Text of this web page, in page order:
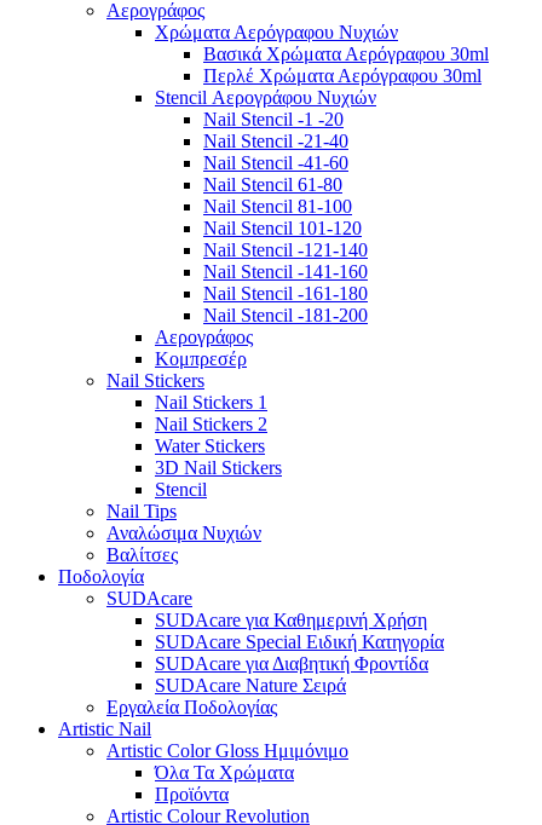
Αερογράφος
Χρώματα Αερόγραφου Νυχιών
Βασικά Χρώματα Αερόγραφου 30ml
Περλέ Χρώματα Αερόγραφου 30ml
Stencil Αερογράφου Νυχιών
Nail Stencil -1 -20
Nail Stencil -21-40
Nail Stencil -41-60
Nail Stencil 61-80
Nail Stencil 81-100
Nail Stencil 101-120
Nail Stencil -121-140
Nail Stencil -141-160
Nail Stencil -161-180
Nail Stencil -181-200
Αερογράφoς
Κομπρεσέρ
Nail Stickers
Nail Stickers 1
Nail Stickers 2
Water Stickers
3D Nail Stickers
Stencil
Nail Tips
Αναλώσιμα Νυχιών
Βαλίτσες
Ποδολογία
SUDAcare
SUDAcare για Καθημερινή Χρήση
SUDAcare Special Ειδική Κατηγορία
SUDAcare για Διαβητική Φροντίδα
SUDAcare Nature Σειρά
Εργαλεία Ποδολογίας
Artistic Nail
Artistic Color Gloss Ημιμόνιμο
Όλα Τα Χρώματα
Προϊόντα
Artistic Colour Revolution